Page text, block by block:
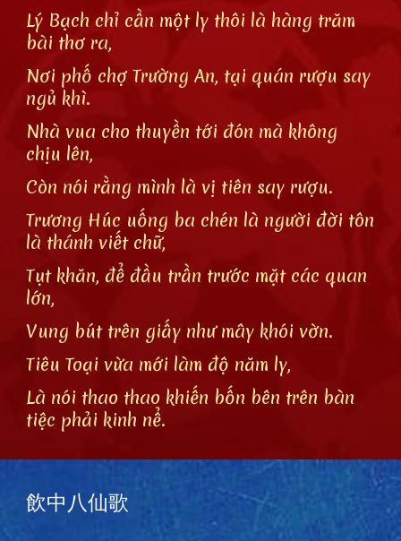
Lý Bạch chỉ cần một ly thôi là hàng trăm
bài thơ ra,
Nơi phố chợ Trường An, tại quán rượu say
ngủ khì.
Nhà vua cho thuyền tới đón mà không
chịu lên,
Còn nói rằng mình là vị tiên say rượu.
Trương Húc uống ba chén là người đời tôn
là thánh viết chữ,
Tụt khăn, để đầu trần trước mặt các quan
lớn,
Vung bút trên giấy như mây khói vờn.
Tiêu Toại vừa mới làm độ năm ly,
Là nói thao thao khiến bốn bên trên bàn
tiệc phải kinh nể.
飲中八仙歌